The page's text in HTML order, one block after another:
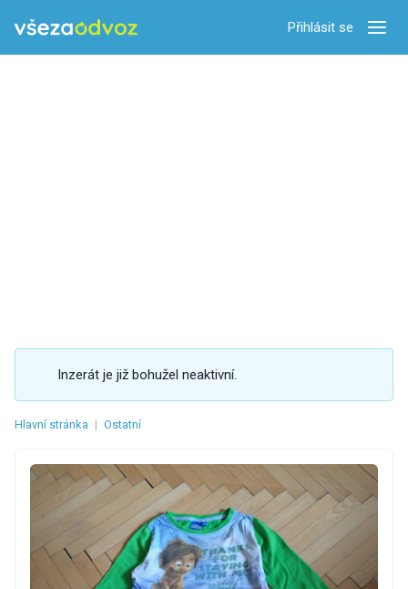
Přihlásit se
Inzerát je již bohužel neaktivní.
Hlavní stránka | Ostatní